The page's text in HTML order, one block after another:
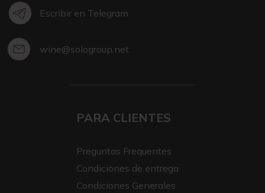
Escribir en Telegram
wine@sologroup.net
PARA CLIENTES
Preguntas Frequentes
Condiciones de entrega
Condiciones Generales